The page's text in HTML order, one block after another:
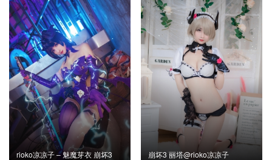
rioko凉凉子 – 魅魔芽衣 崩坏3 崩坏3 丽塔@rioko凉凉子